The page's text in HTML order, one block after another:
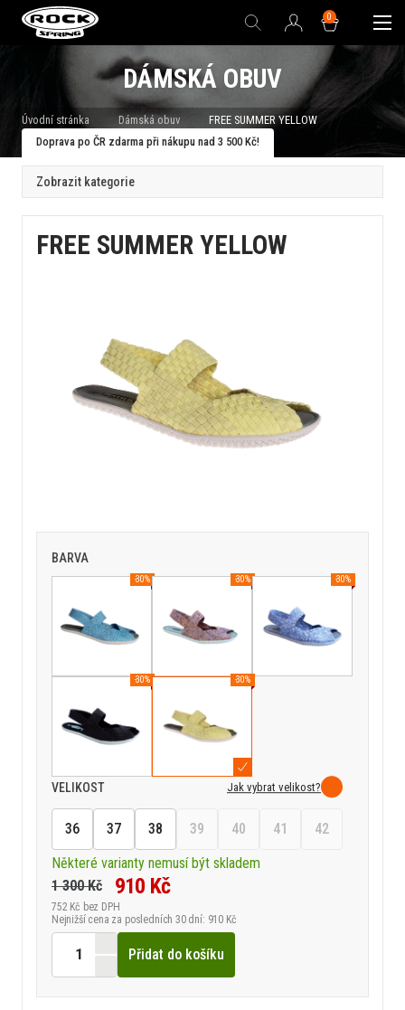
0
DÁMSKÁ OBUV
Úvodní stránka Dámská obuv
FREE SUMMER YELLOW
Doprava po ČR zdarma při nákupu nad 3 500 Kč!
FREE SUMMER YELLOW
BARVA
-30% -30% -30%
-30% -30%
VELIKOST Jak vybrat velikost?
36 37 38 39 40 41
42
Některé varianty nemusí být skladem
1 300 Kč
910 Kč
752 Kč bez DPH
Nejnižší cena za posledních 30 dní: 910 Kč
Přidat do košíku
Zobrazit kategorie